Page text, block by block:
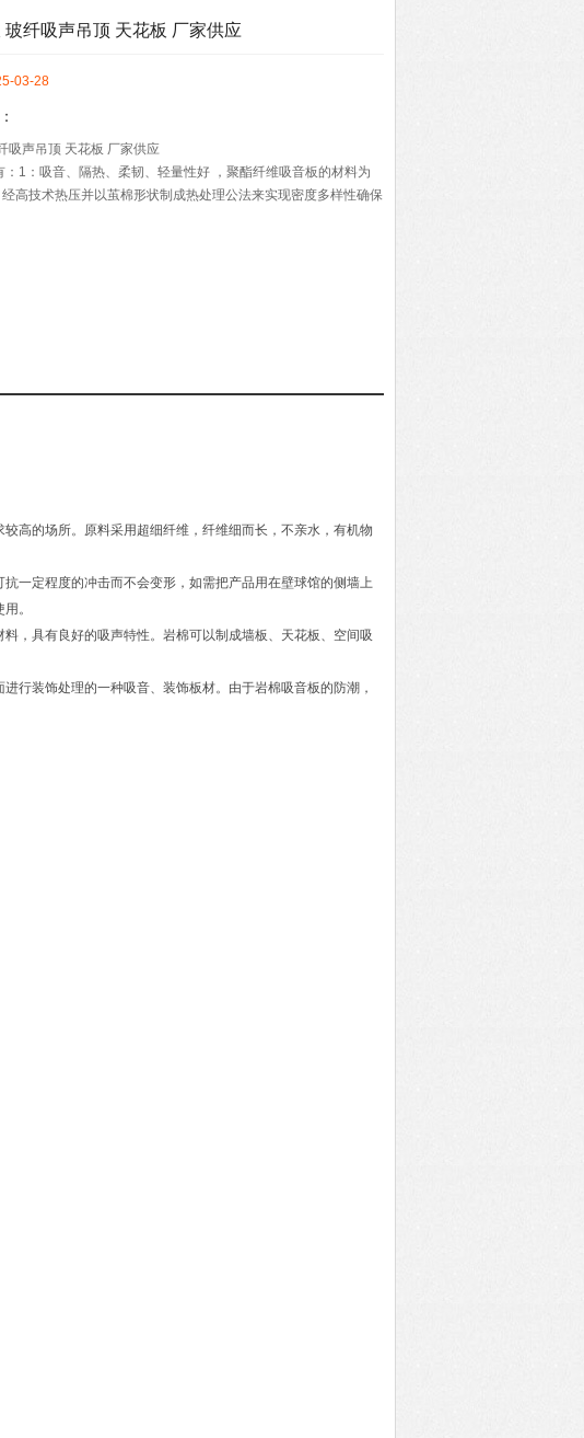
玻纤吸声吊顶 天花板 厂家供应
03-28
吸声吊顶 天花板 厂家供应
：1：吸音、隔热、柔韧、轻量性好 ，聚酯纤维吸音板的材料为
高技术热压并以茧棉形状制成热处理公法来实现密度多样性确保
高的场所。原料采用超细纤维，纤维细而长，不亲水，有机物
一定程度的冲击而不会变形，如需把产品用在壁球馆的侧墙上
。
，具有良好的吸声特性。岩棉可以制成墙板、天花板、空间吸
行装饰处理的一种吸音、装饰板材。由于岩棉吸音板的防潮，